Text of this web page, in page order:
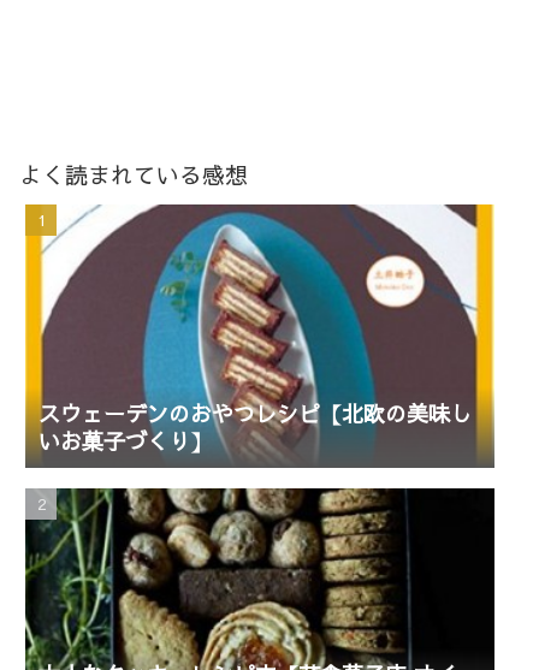
よく読まれている感想
スウェーデンのおやつレシピ【北欧の美味し
いお菓子づくり】